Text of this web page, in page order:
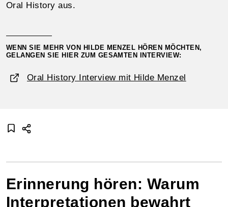
Oral History aus.
WENN SIE MEHR VON HILDE MENZEL HÖREN MÖCHTEN,
GELANGEN SIE HIER ZUM GESAMTEN INTERVIEW:
Oral History Interview mit Hilde Menzel
Erinnerung hören: Warum
Interpretationen bewahrt